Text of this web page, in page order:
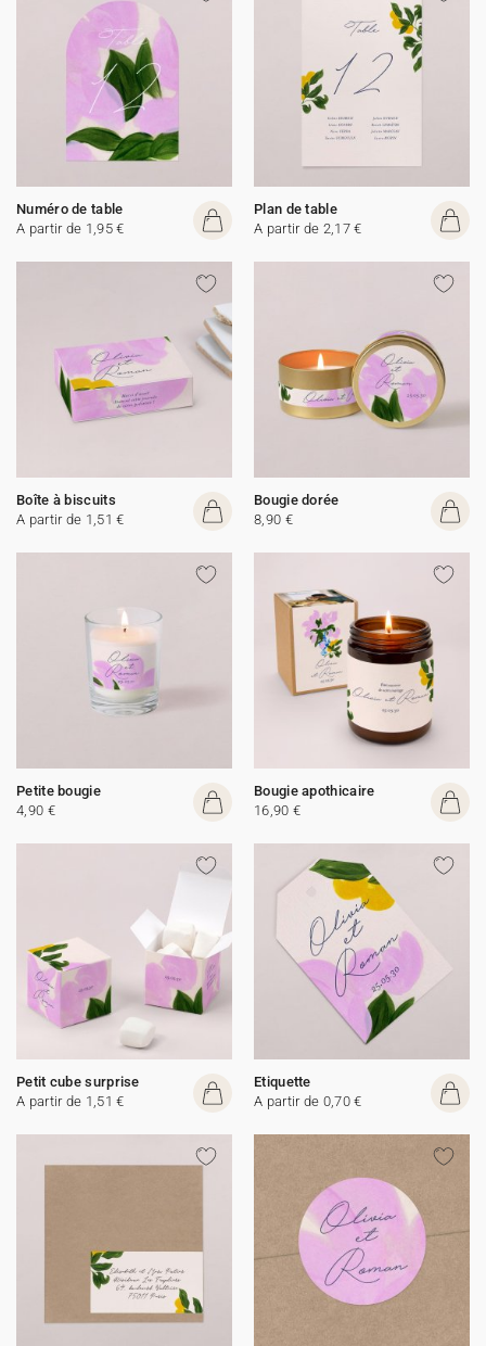
Numéro de table
A partir de 1,95 €
Plan de table
A partir de 2,17 €
Boîte à biscuits
A partir de 1,51 €
Bougie dorée
8,90 €
Petite bougie
4,90 €
Bougie apothicaire
16,90 €
Petit cube surprise
A partir de 1,51 €
Etiquette
A partir de 0,70 €